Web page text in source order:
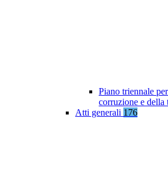
Piano triennale
corruzione e della
Atti generali 176